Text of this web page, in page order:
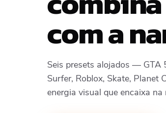
com a
Seis presets alojados — GTA
Surfer, Roblox, Skate, Planet
energia visual que encaixa